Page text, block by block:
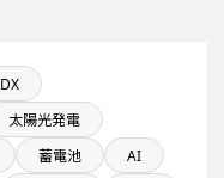
企業一覧
億円以上投資する設備
DX
太陽光発電
蓄電池 AI